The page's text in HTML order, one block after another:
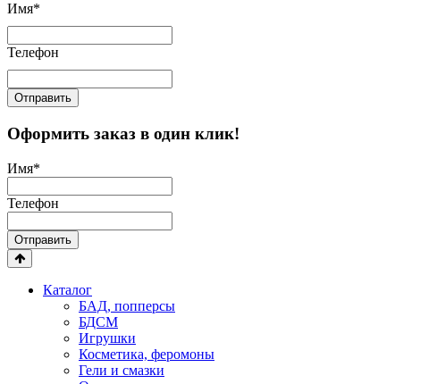
Имя*
Телефон
Отправить
Оформить заказ в один клик!
Имя*
Телефон
Отправить
Каталог
БАД, попперсы
БДСМ
Игрушки
Косметика, феромоны
Гели и смазки